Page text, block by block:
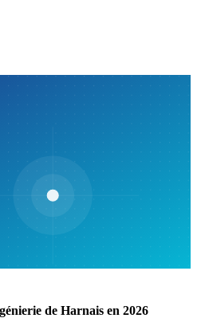
de Harnais en 2026